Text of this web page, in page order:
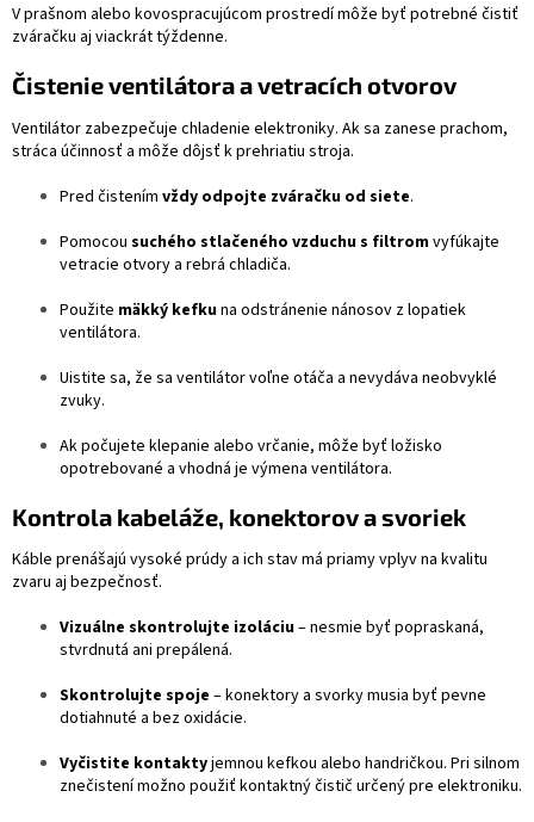
V prašnom alebo kovospracujúcom prostredí môže byť potrebné čistiť
zváračku aj viackrát týždenne.
Čistenie ventilátora a vetracích otvorov
Ventilátor zabezpečuje chladenie elektroniky. Ak sa zanese prachom,
stráca účinnosť a môže dôjsť k prehriatiu stroja.
Pred čistením vždy odpojte zváračku od siete.
Pomocou suchého stlačeného vzduchu s filtromvyfúkajte
vetracie otvory a rebrá chladiča.
Použite mäkký kefkuna odstránenie nánosov z lopatiek
ventilátora.
Uistite sa, že sa ventilátor voľne otáča a nevydáva neobvyklé
zvuky.
Ak počujete klepanie alebo vrčanie, môže byť ložisko
opotrebované a vhodná je výmena ventilátora.
Kontrola kabeláže, konektorov a svoriek
Káble prenášajú vysoké prúdy a ich stav má priamy vplyv na kvalitu
zvaru aj bezpečnosť.
Vizuálne skontrolujte izoláciu– nesmie byť popraskaná,
stvrdnutá ani prepálená.
Skontrolujte spoje – konektory a svorky musia byť pevne
dotiahnuté a bez oxidácie.
Vyčistite kontaktyjemnou kefkou alebo handričkou. Pri silnom
znečistení možno použiť kontaktný čistič určený pre elektroniku.